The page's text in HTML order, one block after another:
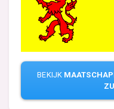
BEKIJK